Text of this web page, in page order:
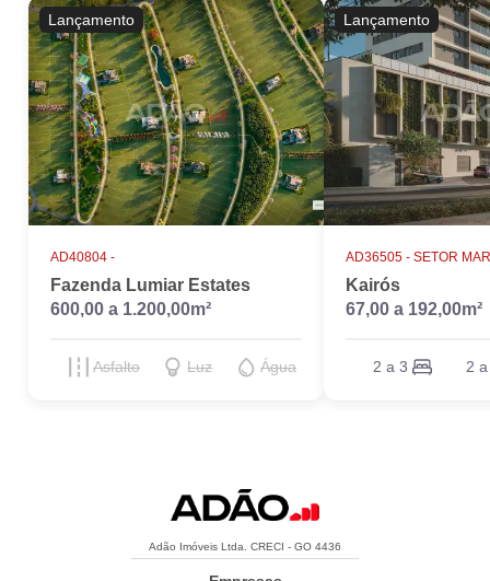
Lançamento
AD40804 -
Fazenda Lumiar Estates
600,00 a 1.200,00m²
Asfalto Luz Água
Lançamento
AD36505 - SETOR
Kairós
67,00 a 192,00m²
2 a 3 2
Adão Imóveis Ltda. CRECI - GO 4436